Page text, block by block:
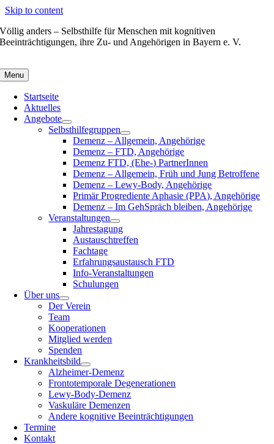
Skip to content
Völlig anders – Selbsthilfe für Menschen mit kognitiven
Beeinträchtigungen, ihre Zu- und Angehörigen in Bayern e. V.
Menu
Startseite
Aktuelles
Angebote
Selbsthilfegruppen
Demenz – Allgemein, Angehörige
Demenz – FTD, Angehörige
Demenz FTD, (Ehe-) PartnerInnen
Demenz – Allgemein, Früh und Jung Betroffene
Demenz – Lewy-Body, Angehörige
Primär Progrediente Aphasie (PPA), Angehörige
Demenz – Im GehSpräch bleiben, Angehörige
Veranstaltungen
Jahrestagung
Austauschtreffen
Fachtage
Erfahrungsaustausch FTD
Info-Veranstaltungen
Schulungen
Über uns
Der Verein
Team
Kooperationen
Mitglied werden
Spenden
Krankheitsbild
Alzheimer-Demenz
Frontotemporale Degenerationen
Lewy-Body-Demenz
Vaskuläre Demenzen
Andere kognitive Beeinträchtigungen
Termine
Kontakt